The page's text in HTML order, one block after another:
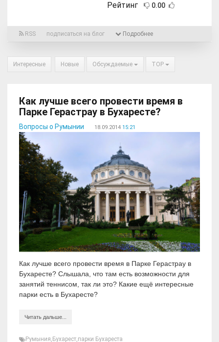
Рейтинг 0.00
RSS подписаться на блог Подробнее
Интересные Новые Обсуждаемые TOP
Как лучше всего провести время в
Парке Герастрау в Бухаресте?
Вопросы о Румынии 18.09.2014 15:21
Как лучше всего провести время в Парке Герастрау в
Бухаресте? Слышала, что там есть возможности для
занятий теннисом, так ли это? Какие ещё интересные
парки есть в Бухаресте?
Читать дальше...
Румыния Бухарест парки Бухареста